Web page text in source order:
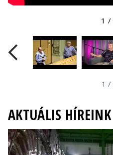
1 /
1 /
AKTUÁLIS HÍREINK